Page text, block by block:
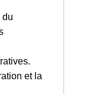
du
et la